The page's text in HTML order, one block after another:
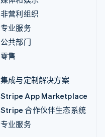
非营利组织
专业服务
公共部门
零售
集成与定制解决方案
Stripe App Marketplace
Stripe 合作伙伴生态系统
专业服务